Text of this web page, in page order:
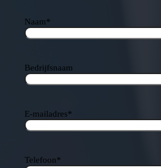
Naam*
Bedrijfsnaam
E-mailadres*
Telefoon*